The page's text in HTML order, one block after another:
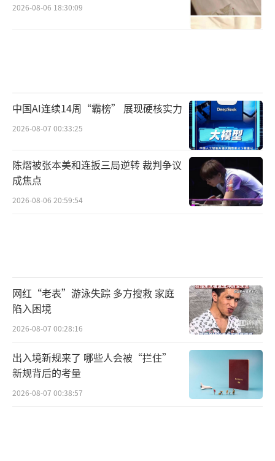
2026-08-06 18:30:09
中国AI连续14周“霸榜” 展现硬核实力
2026-08-07 00:33:25
陈熠被张本美和连扳三局逆转 裁判争议
成焦点
2026-08-06 20:59:54
网红“老表”游泳失踪 多方搜救 家庭
陷入困境
2026-08-07 00:28:16
出入境新规来了 哪些人会被“拦住”
新规背后的考量
2026-08-07 00:38:57